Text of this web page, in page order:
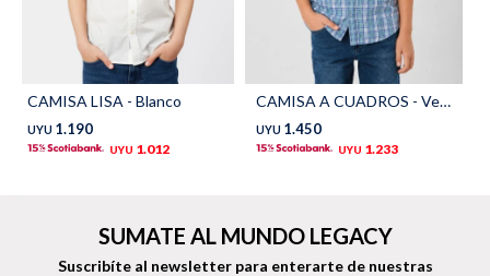
CAMISA LISA - Blanco
UYU 1.190
UYU 1.012
CAMISA A CUADROS - Verde
UYU 1.450
UYU 1.233
SUMATE AL MUNDO LEGACY
Suscribíte al newsletter para enterarte de nuestras
TALLES GRANDES Uniformes empresariales